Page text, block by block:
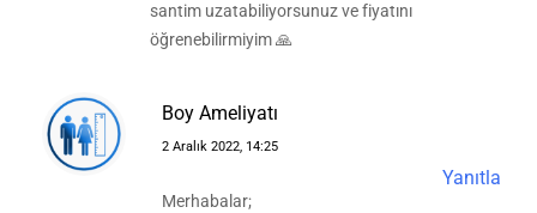
santim uzatabiliyorsunuz ve fiyatını
öğrenebilirmiyim 🙏
Boy Ameliyatı
2 Aralık 2022, 14:25
Yanıtla
Merhabalar;